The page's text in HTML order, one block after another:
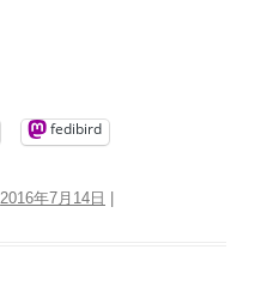
fedibird
2016年7月14日 |